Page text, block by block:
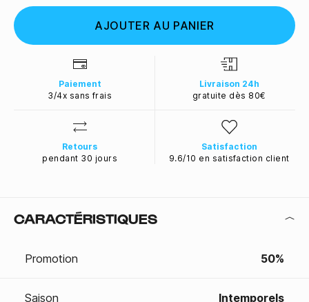
AJOUTER AU PANIER
Paiement
3/4x sans frais
Livraison 24h
gratuite dès 80€
Retours
pendant 30 jours
Satisfaction
9.6/10 en satisfaction client
CARACTÉRISTIQUES
Promotion 50%
Saison Intemporels